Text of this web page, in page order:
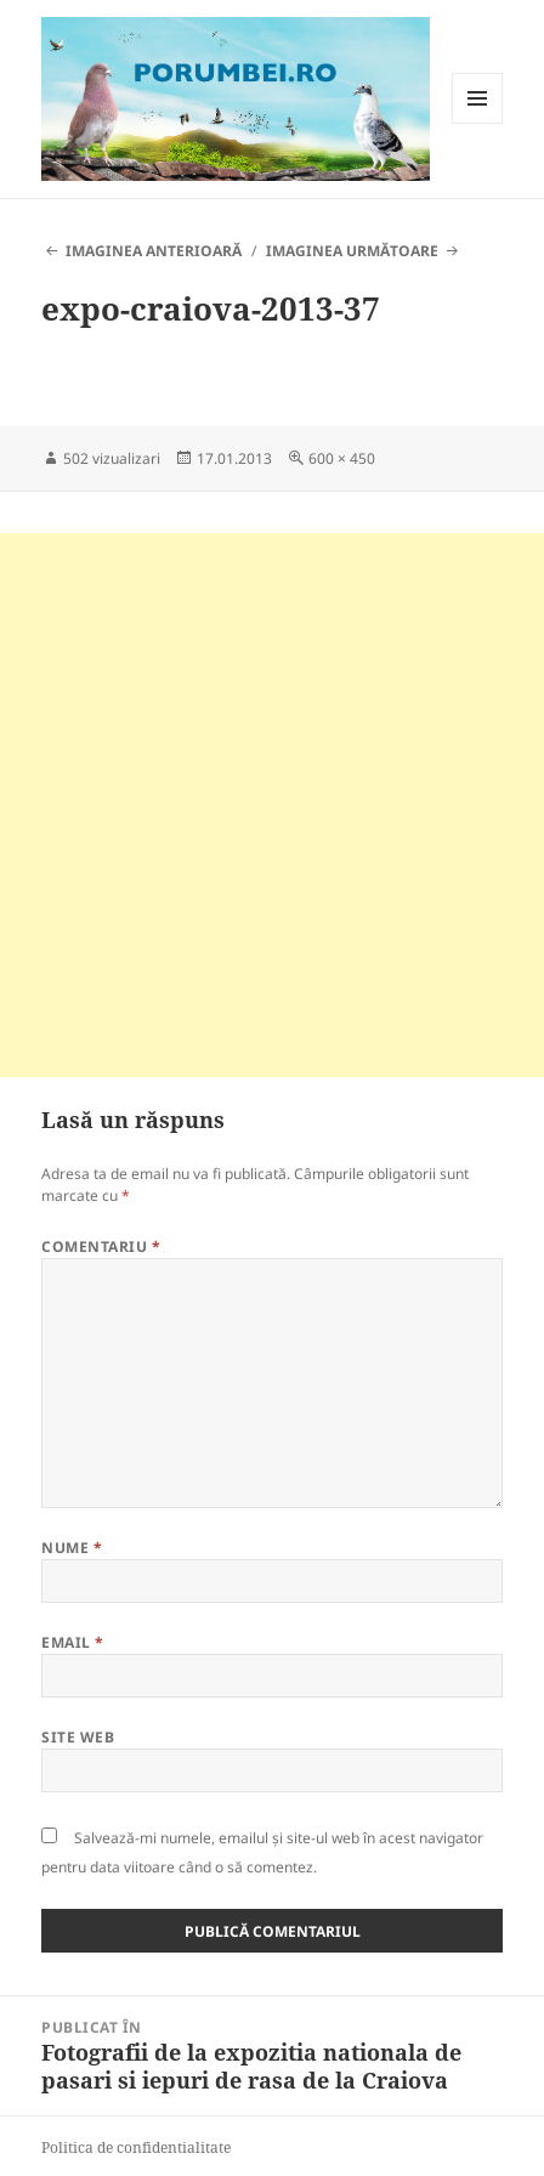
IMAGINEA ANTERIOARĂ IMAGINEA URMĂTOARE
expo-craiova-2013-37
502 vizualizari
Publicat
17.01.2013
Dimensiune
600 × 450
Lasă un răspuns
Adresa ta de email nu va fi publicată. Câmpurile obligatorii sunt
marcate cu*
COMENTARIU *
NUME *
EMAIL*
SITE WEB
Salvează-mi numele, emailul și site-ul web în acest navigator
pentru data viitoare când o să comentez.
articole
PUBLICAT ÎN
Fotografii de la expozitia nationala de
pasari si iepuri de rasa de la Craiova
Politica de confidentialitate